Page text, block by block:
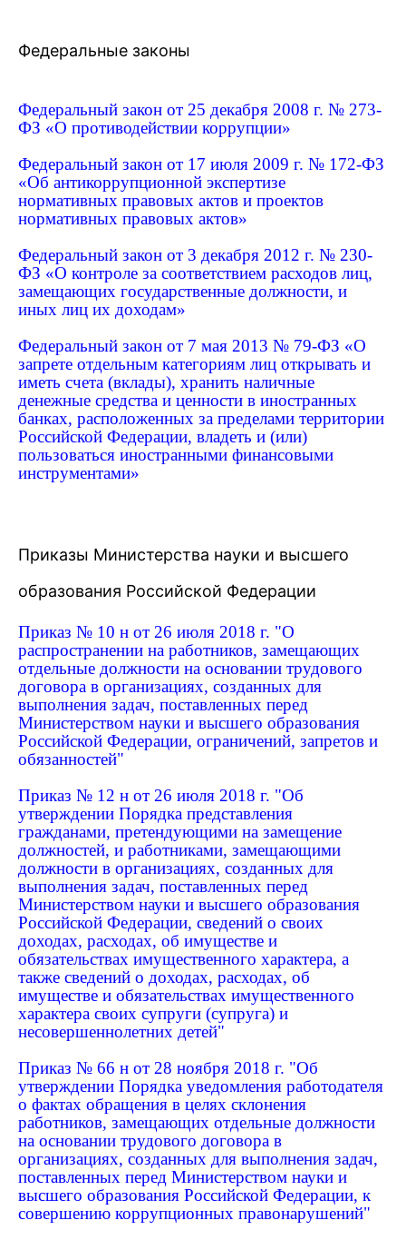
Федеральные законы
Федеральный закон от 25 декабря 2008 г. № 273-
ФЗ «О противодействии коррупции»
Федеральный закон от 17 июля 2009 г. № 172-ФЗ
«Об антикоррупционной экспертизе
нормативных правовых актов и проектов
нормативных правовых актов»
Федеральный закон от 3 декабря 2012 г. № 230-
ФЗ «О контроле за соответствием расходов лиц,
замещающих государственные должности, и
иных лиц их доходам»
Федеральный закон от 7 мая 2013 № 79-ФЗ «О
запрете отдельным категориям лиц открывать и
иметь счета (вклады), хранить наличные
денежные средства и ценности в иностранных
банках, расположенных за пределами территории
Российской Федерации, владеть и (или)
пользоваться иностранными финансовыми
инструментами»
Приказы Министерства науки и высшего
образования Российской Федерации
Приказ № 10 н от 26 июля 2018 г. "О
распространении на работников, замещающих
отдельные должности на основании трудового
договора в организациях, созданных для
выполнения задач, поставленных перед
Министерством науки и высшего образования
Российской Федерации, ограничений, запретов и
обязанностей"
Приказ № 12 н от 26 июля 2018 г. "Об
утверждении Порядка представления
гражданами, претендующими на замещение
должностей, и работниками, замещающими
должности в организациях, созданных для
выполнения задач, поставленных перед
Министерством науки и высшего образования
Российской Федерации, сведений о своих
доходах, расходах, об имуществе и
обязательствах имущественного характера, а
также сведений о доходах, расходах, об
имуществе и обязательствах имущественного
характера своих супруги (супруга) и
несовершеннолетних детей"
Приказ № 66 н от 28 ноября 2018 г. "Об
утверждении Порядка уведомления работодателя
о фактах обращения в целях склонения
работников, замещающих отдельные должности
на основании трудового договора в
организациях, созданных для выполнения задач,
поставленных перед Министерством науки и
высшего образования Российской Федерации, к
совершению коррупционных правонарушений"